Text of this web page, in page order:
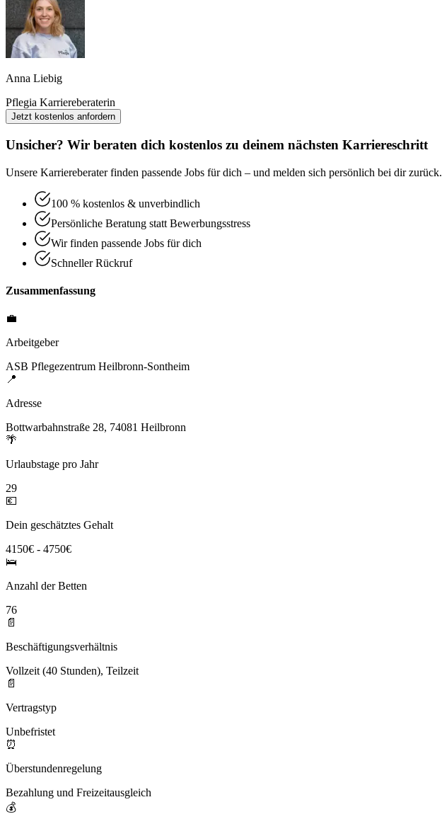
Anna Liebig
Pflegia Karriereberaterin
Jetzt kostenlos anfordern
Unsicher? Wir beraten dich kostenlos zu deinem nächsten Karriereschritt
Unsere Karriereberater finden passende Jobs für dich – und melden sich persönlich bei dir zurück.
100 % kostenlos & unverbindlich
Persönliche Beratung statt Bewerbungsstress
Wir finden passende Jobs für dich
Schneller Rückruf
Zusammenfassung
💼
Arbeitgeber
ASB Pflegezentrum Heilbronn-Sontheim
📍
Adresse
Bottwarbahnstraße 28, 74081 Heilbronn
🌴
Urlaubstage pro Jahr
29
💶
Dein geschätztes Gehalt
4150€ - 4750€
🛌
Anzahl der Betten
76
📄
Beschäftigungsverhältnis
Vollzeit (40 Stunden), Teilzeit
📄
Vertragstyp
Unbefristet
⏰
Überstundenregelung
Bezahlung und Freizeitausgleich
💰